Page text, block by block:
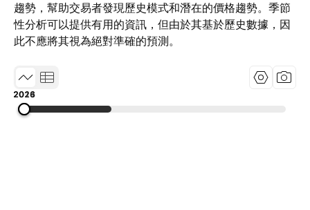
趨勢，幫助交易者發現歷史模式和潛在的價格趨勢。季節
性分析可以提供有用的資訊，但由於其基於歷史數據，因
此不應將其視為絕對準確的預測。
2011
2018
2026